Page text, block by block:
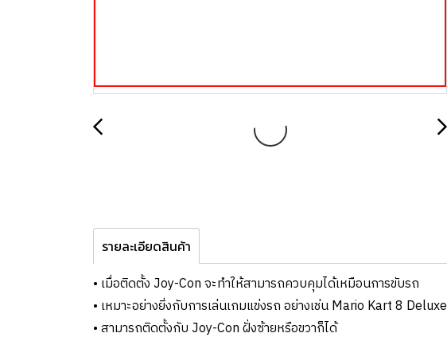
รายละเอียดสินค้า
• เมื่อติดตั้ง Joy-Con จะทำให้สามารถควบคุมได้เหมือนการขับรถ
• เหมาะอย่างยิ่งกับการเล่นเกมแข่งรถ อย่างเช่น Mario Kart 8 Deluxe
• สามารถติดตั้งกับ Joy-Con ฝั่งซ้ายหรือขวาก็ได้